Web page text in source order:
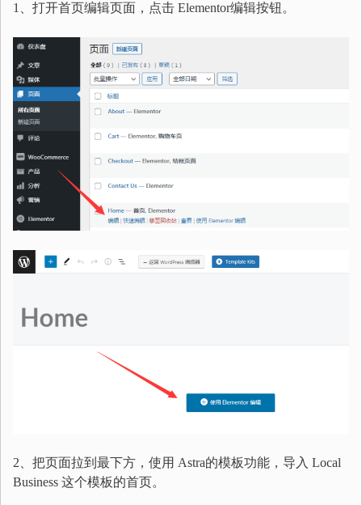
1、打开首页编辑页面，点击 Elementor编辑按钮。
2、把页面拉到最下方，使用 Astra的模板功能，导入 Local
Business 这个模板的首页。